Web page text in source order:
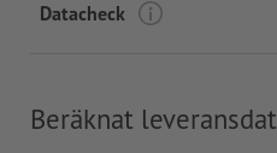
Datacheck
Beräknat